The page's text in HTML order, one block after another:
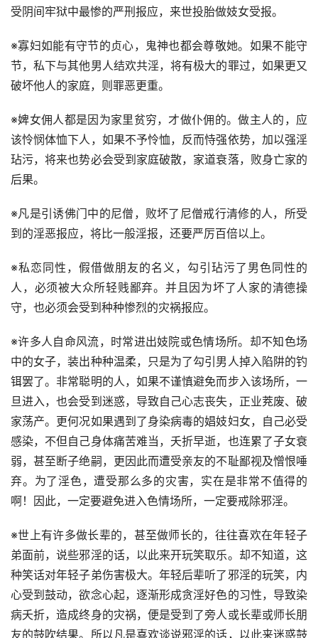
受阴间牢狱中最惨的严刑报应，来世投胎做妓女受报。
※寡妇如能有守节的贞心，鬼神也都会尊敬她。如果不能守
节，私下与其他男人结欢共淫，将有极大的罪过，如果更又
破坏他人的家庭，则罪恶更重。
※婢女佣人都是因为家里贫穷，才做仆佣的。做主人的，应
该怜悯体恤下人，如果不予怜恤，反而恃强依势，加以强淫
玷污，将来也势必会受到家庭破散，家道衰落，败身亡家的
后果。
※凡是引诱佛门中的尼僧，败坏了尼僧戒行清修的人，所受
到的淫恶报应，将比一般淫报，还要严厉百倍以上。
※私恋同性，假借做朋友的名义，勾引玷污了男色同性的
人，必须被大众所轻贱鄙弃。并且因为坏了人家的清德操
守，也必须会受到种种惨烈的灾祸报应。
※许多人自命风流，时常进出妓院或色情场所。却不知色场
中的女子，装出种种温柔，只是为了勾引男人掉入陷阱的钓
铒罢了。非常聪明的人，如果不谨慎避免而步入该场所，一
旦进入，也会受到迷惑，导致自己心志丧失，正业茺废、破
家荡产。更何况如果遇到了身染病毒的娼妓妇女，自己必受
感染，不但自己身体痛苦难当，夭折早逝，也连累了子女衰
弱，甚至断子绝嗣，更因此而遭受亲友的不耻鄙视及憎恨唾
弃。为了淫色，遭受那么多的灾害，实在是非常不值得的
啊！因此，一定要避免进入色情场所，一定要戒除邪淫。
※世上有许多做长辈的，甚至做师长的，往往喜欢在年轻子
弟面前，说些邪淫的话，以此来开玩笑取乐。却不知道，这
种笑话对年轻子弟伤害极大。年轻后辈听了邪淫的玩笑，内
心受到鼓动，欲念心起，逐渐形成贪淫好色的习性，导致染
病夭折，造成终身的灾祸，便是受到了旁人或长辈或师长朋
友的鼓吹结果。所以凡是喜欢谈说邪淫的话，以此来迷惑鼓